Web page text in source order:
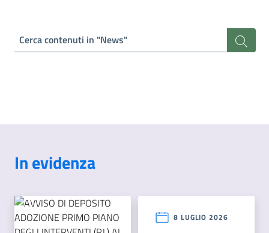
Cerca contenuti in "News"
In evidenza
8 LUGLIO 2026